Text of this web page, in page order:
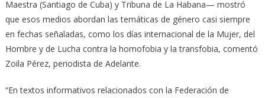
Maestra (Santiago de Cuba) y Tribuna de La Habana— mostró
que esos medios abordan las temáticas de género casi siempre
en fechas señaladas, como los días internacional de la Mujer, del
Hombre y de Lucha contra la homofobia y la transfobia, comentó
Zoila Pérez, periodista de Adelante.
“En textos informativos relacionados con la Federación de